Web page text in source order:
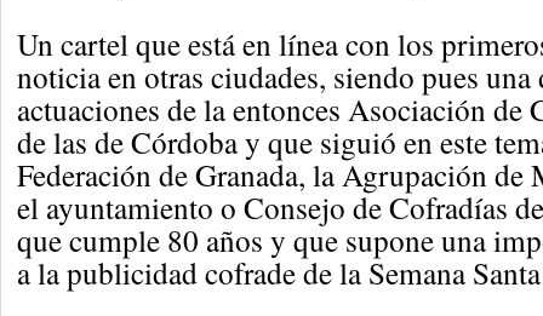
Un cartel que está en línea con los
noticia en otras ciudades, siendo pues una
actuaciones de la entonces Asociación de
de las de Córdoba y que siguió en este
Federación de Granada, la Agrupación de
el ayuntamiento o Consejo de Cofradías
que cumple 80 años y que supone una
a la publicidad cofrade de la Semana